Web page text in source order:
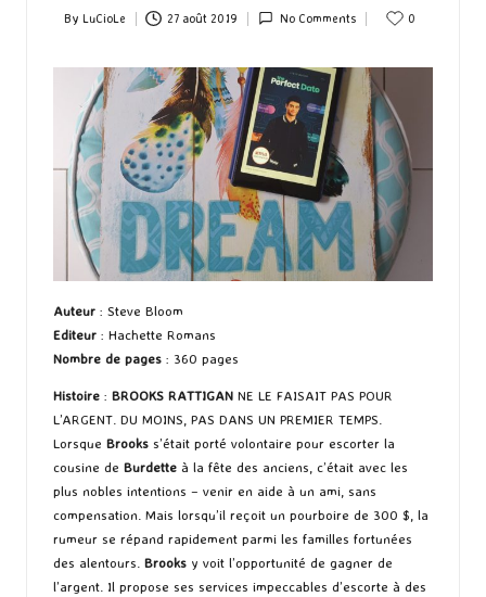
Posted
By LuCioLe 27 août 2019 No Comments 0
Auteur : Steve Bloom
Editeur : Hachette Romans
Nombre de pages : 360 pages
Histoire : BROOKS RATTIGAN NE LE FAISAIT PAS POUR
L’ARGENT. DU MOINS, PAS DANS UN PREMIER TEMPS.
Lorsque Brooks s’était porté volontaire pour escorter la
cousine de Burdette à la fête des anciens, c’était avec les
plus nobles intentions – venir en aide à un ami, sans
compensation. Mais lorsqu’il reçoit un pourboire de 300 $, la
rumeur se répand rapidement parmi les familles fortunées
des alentours. Brooks y voit l’opportunité de gagner de
l’argent. Il propose ses services impeccables d’escorte à des